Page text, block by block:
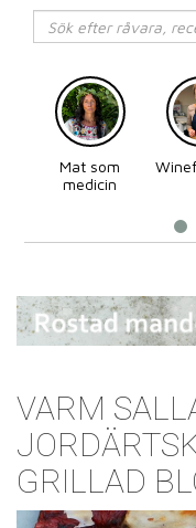
Mat som
medicin
VARM
GRILLAD